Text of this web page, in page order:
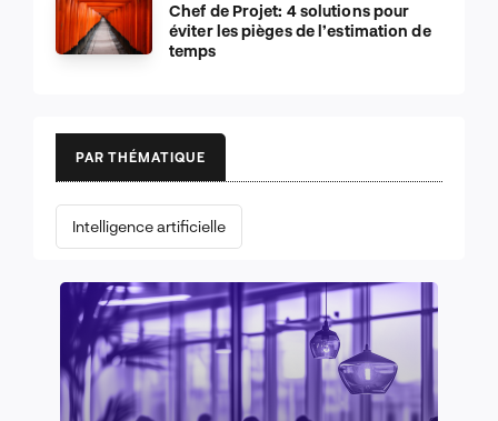
Chef de Projet: 4 solutions pour
éviter les pièges de l’estimation de
temps
PAR THÉMATIQUE
Intelligence artificielle